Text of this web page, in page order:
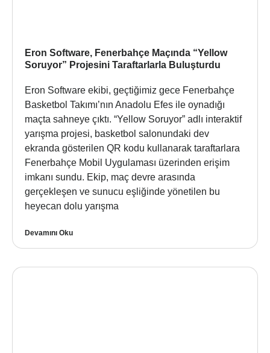
Eron Software, Fenerbahçe Maçında “Yellow
Soruyor” Projesini Taraftarlarla Buluşturdu
Eron Software ekibi, geçtiğimiz gece Fenerbahçe
Basketbol Takımı’nın Anadolu Efes ile oynadığı
maçta sahneye çıktı. “Yellow Soruyor” adlı interaktif
yarışma projesi, basketbol salonundaki dev
ekranda gösterilen QR kodu kullanarak taraftarlara
Fenerbahçe Mobil Uygulaması üzerinden erişim
imkanı sundu. Ekip, maç devre arasında
gerçekleşen ve sunucu eşliğinde yönetilen bu
heyecan dolu yarışma
Devamını Oku